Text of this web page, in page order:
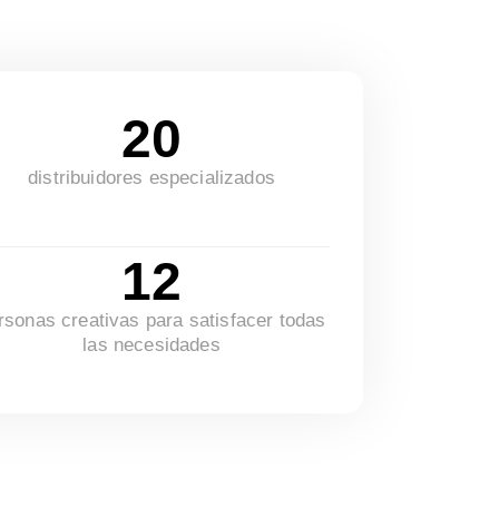
20
distribuidores especializados
12
creativas para satisfacer todas
las necesidades